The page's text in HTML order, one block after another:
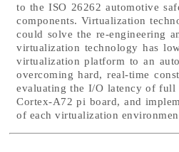
to the ISO 26262 automotive
components. Virtualization
could solve the re-engineering
virtualization technology has
virtualization platform to an
overcoming hard, real-time
evaluating the I/O latency of full
Cortex-A72 pi board, and
of each virtualization